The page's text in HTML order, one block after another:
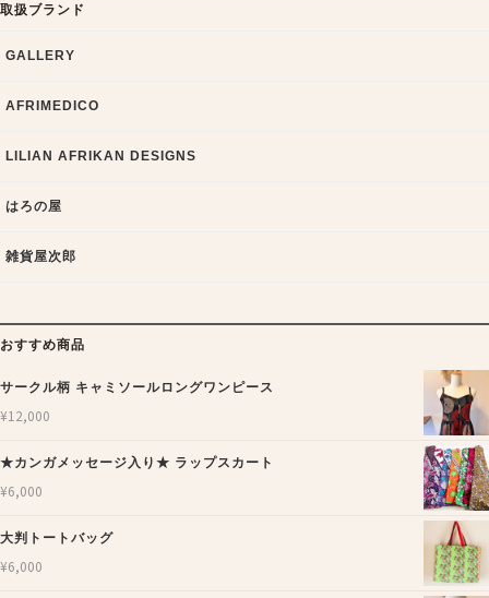
取扱ブランド
GALLERY
AFRIMEDICO
LILIAN AFRIKAN DESIGNS
はろの屋
雑貨屋次郎
おすすめ商品
サークル柄 キャミソールロングワンピース
¥12,000
★カンガメッセージ入り★ ラップスカート
¥6,000
大判トートバッグ
¥6,000